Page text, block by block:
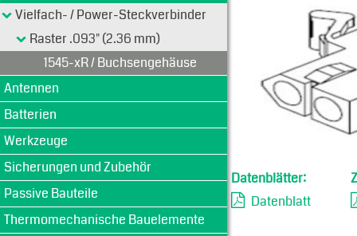
Vielfach- / Power-Steckverbinder
Raster .093" (2.36 mm)
1545-xR / Buchsengehäuse
Antennen
Batterien
Werkzeuge
Sicherungen und Zubehör
Passive Bauteile
Thermomechanische Bauelemente
Datenblätter:
Datenblatt